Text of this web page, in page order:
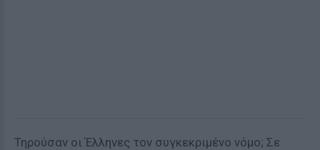
Τηρούσαν οι Έλληνες τον συγκεκριμένο νόμο; Σε